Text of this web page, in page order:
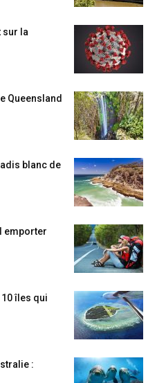
sur la
Queensland
blanc de
emporter
îles qui
: